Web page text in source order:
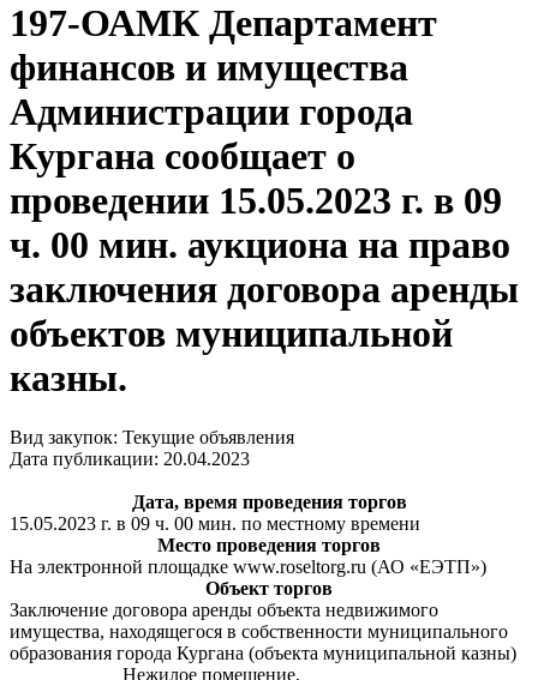
197-ОАМК Департамент
финансов и имущества
Администрации города
Кургана сообщает о
проведении 15.05.2023 г. в 09
ч. 00 мин. аукциона на право
заключения договора аренды
объектов муниципальной
казны.
Вид закупок: Текущие объявления
Дата публикации: 20.04.2023
Дата, время проведения торгов
15.05.2023 г. в 09 ч. 00 мин. по местному времени
Место проведения торгов
На электронной площадке www.roseltorg.ru (АО «ЕЭТП»)
Объект торгов
Заключение договора аренды объекта недвижимого
имущества, находящегося в собственности муниципального
образования города Кургана (объекта муниципальной казны)
Нежилое помещение,